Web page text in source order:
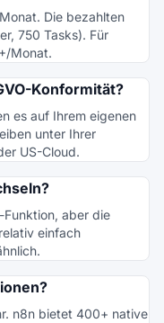
Die bezahlten
750 Tasks). Für
Monat.
Konformität?
es auf Ihrem eigenen
unter Ihrer
US-Cloud.
aber die
einfach
n8n bietet 400+ native